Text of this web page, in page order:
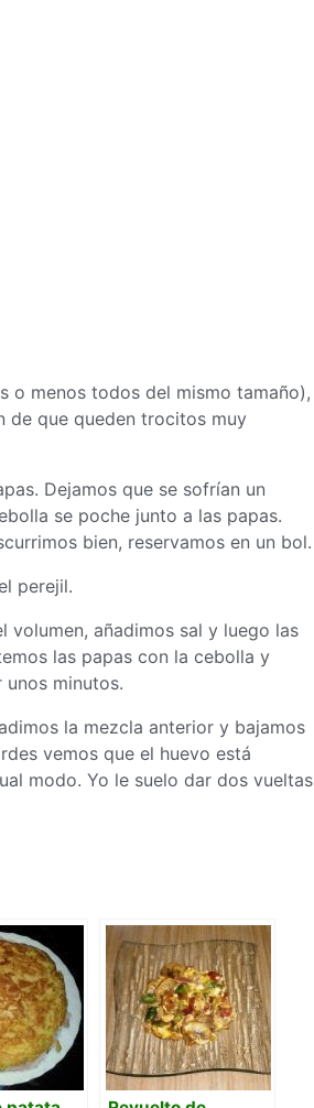
o menos todos del mismo tamaño),
de que queden trocitos muy
Dejamos que se sofrían un
se poche junto a las papas.
bien, reservamos en un bol.
perejil.
volumen, añadimos sal y luego las
las papas con la cebolla y
minutos.
la mezcla anterior y bajamos
vemos que el huevo está
modo. Yo le suelo dar dos vueltas